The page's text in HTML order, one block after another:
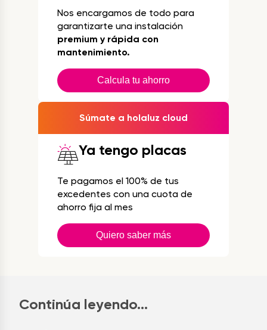
Nos encargamos de todo para
garantizarte una instalación
premium y rápida con
mantenimiento.
Calcula tu ahorro
Súmate a holaluz cloud
Ya tengo placas
Te pagamos el 100% de tus
excedentes con una cuota de
ahorro fija al mes
Quiero saber más
Continúa leyendo...